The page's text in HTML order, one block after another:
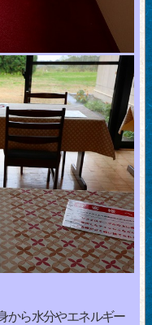
から水分やエネルギー